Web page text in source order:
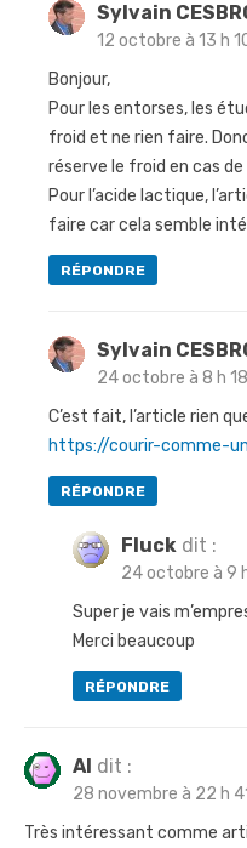
Sylvain
12 octobre à 13 h
Bonjour,
Pour les entorses, les
froid et ne rien faire.
réserve le froid en cas
Pour l’acide lactique,
faire car cela semble
RÉPONDRE
Sylvain
24 octobre à 8 h
C’est fait, l’article rien
https://courir-comme-
RÉPONDRE
Fluck dit :
24 octobre à 9
Super je vais
Merci beaucoup
RÉPONDRE
Al dit :
28 novembre à 22 h
Très intéressant comme